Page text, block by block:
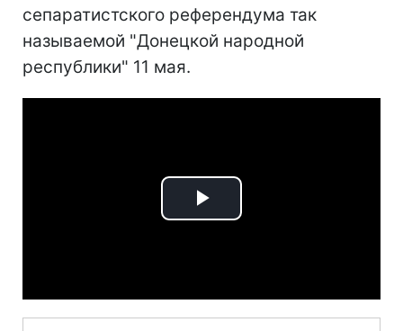
сепаратистского референдума так
называемой "Донецкой народной
республики" 11 мая.
Play